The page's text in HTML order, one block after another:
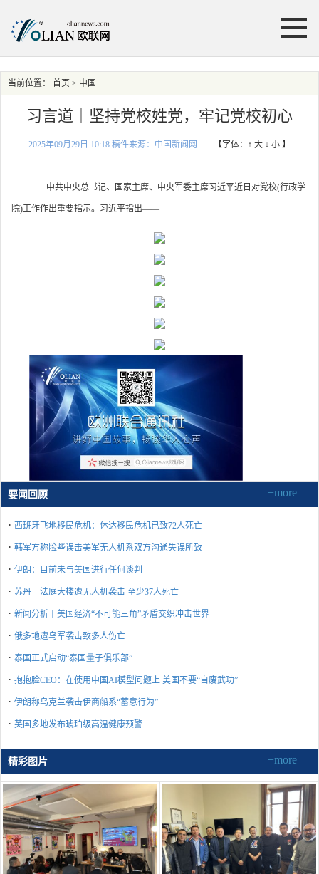
当前位置： 首页 > 中国
习言道｜坚持党校姓党，牢记党校初心
2025年09月29日 10:18 稿件来源：中国新闻网 【字体： ↑ 大 ↓ 小 】
中共中央总书记、国家主席、中央军委主席习近平近日对党校(行政学
院)工作作出重要指示。习近平指出——
要闻回顾 +more
· 西班牙飞地移民危机：休达移民危机已致72人死亡
· 韩军方称险些误击美军无人机系双方沟通失误所致
· 伊朗：目前未与美国进行任何谈判
· 苏丹一法庭大楼遭无人机袭击 至少37人死亡
· 新闻分析丨美国经济“不可能三角”矛盾交织冲击世界
· 俄多地遭乌军袭击致多人伤亡
· 泰国正式启动“泰国量子俱乐部”
· 抱抱脸CEO：在使用中国AI模型问题上 美国不要“自废武功”
· 伊朗称乌克兰袭击伊商船系“蓄意行为”
· 英国多地发布琥珀级高温健康预警
精彩图片 +more